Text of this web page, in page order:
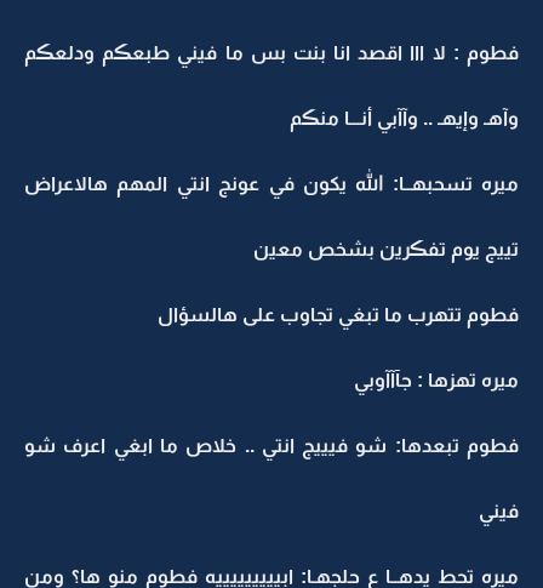
فطوم : لا ااا اقصد انا بنت بس ما فيني طبعڪم ودلعڪم
وآهـ وإيهـ .. وآآبي أنـــا منڪم
ميره تسحبهــا: الله يكون في عونج انتي المهم هالاعراض
تييج يوم تفڪرين بشخص معين
فطوم تتهرب ما تبغي تجاوب على هالسؤال
ميره تهزها : جآآآوبي
فطوم تبعدها: شو فيييج انتي .. خلاص ما ابغي اعرف شو
فيني
ميره تحط يدهــا ع حلجهـا: ابيييييييييه فطوم منو ها؟ ومن